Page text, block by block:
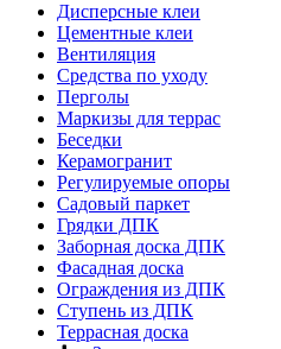
Дисперсные клеи
Цементные клеи
Вентиляция
Средства по уходу
Перголы
Маркизы для террас
Беседки
Керамогранит
Регулируемые опоры
Садовый паркет
Грядки ДПК
Заборная доска ДПК
Фасадная доска
Ограждения из ДПК
Ступень из ДПК
Террасная доска